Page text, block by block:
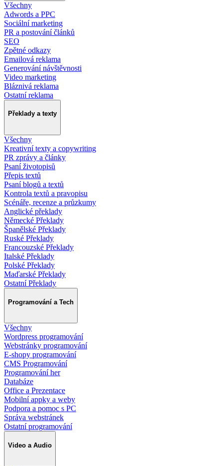
Všechny
Adwords a PPC
Sociální marketing
PR a postování článků
SEO
Zpětné odkazy
Emailová reklama
Generování návštěvnosti
Video marketing
Bláznivá reklama
Ostatní reklama
Překlady a texty
Všechny
Kreativní texty a copywriting
PR zprávy a články
Psaní životopisů
Přepis textů
Psaní blogů a textů
Kontrola textů a pravopisu
Scénáře, recenze a průzkumy
Anglické překlady
Německé Překlady
Španělské Překlady
Ruské Překlady
Francouzské Překlady
Italské Překlady
Polské Překlady
Maďarské Překlady
Ostatní Překlady
Programování a Tech
Všechny
Wordpress programování
Webstránky programování
E-shopy programování
CMS Programování
Programování her
Databáze
Office a Prezentace
Mobilní appky a weby
Podpora a pomoc s PC
Správa webstránek
Ostatní programování
Video a Audio